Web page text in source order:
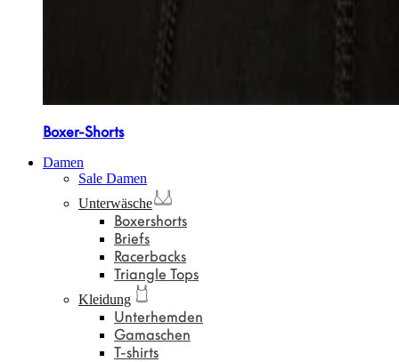
Boxer-Shorts
Damen
Sale Damen
Unterwäsche
Boxershorts
Briefs
Racerbacks
Triangle Tops
Kleidung
Unterhemden
Gamaschen
T-shirts